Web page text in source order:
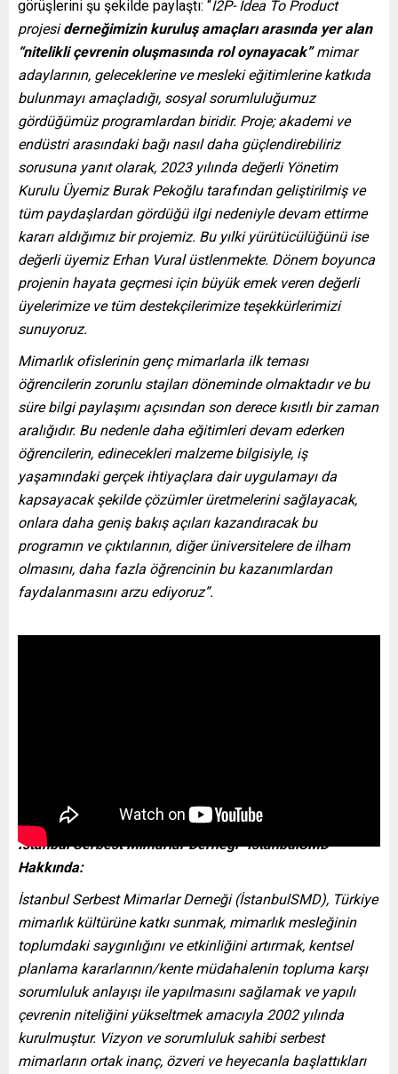
görüşlerini şu şekilde paylaştı: “I2P- Idea To Product
projesiderneğimizin kuruluş amaçları arasında yer alan
“nitelikli çevrenin oluşmasında rol oynayacak”mimar
adaylarının, geleceklerine ve mesleki eğitimlerine katkıda
bulunmayı amaçladığı, sosyal sorumluluğumuz
gördüğümüz programlardan biridir. Proje; akademi ve
endüstri arasındaki bağı nasıl daha güçlendirebiliriz
sorusuna yanıt olarak, 2023 yılında değerli Yönetim
Kurulu Üyemiz Burak Pekoğlu tarafından geliştirilmiş ve
tüm paydaşlardan gördüğü ilgi nedeniyle devam ettirme
kararı aldığımız bir projemiz. Bu yılki yürütücülüğünü ise
değerli üyemiz Erhan Vural üstlenmekte. Dönem boyunca
projenin hayata geçmesi için büyük emek veren değerli
üyelerimize ve tüm destekçilerimize teşekkürlerimizi
sunuyoruz.
Mimarlık ofislerinin genç mimarlarla ilk teması
öğrencilerin zorunlu stajları döneminde olmaktadır ve bu
süre bilgi paylaşımı açısından son derece kısıtlı bir zaman
aralığıdır. Bu nedenle daha eğitimleri devam ederken
öğrencilerin, edinecekleri malzeme bilgisiyle, iş
yaşamındaki gerçek ihtiyaçlara dair uygulamayı da
kapsayacak şekilde çözümler üretmelerini sağlayacak,
onlara daha geniş bakış açıları kazandıracak bu
programın ve çıktılarının, diğer üniversitelere de ilham
olmasını, daha fazla öğrencinin bu kazanımlardan
faydalanmasını arzu ediyoruz”.
İstanbul Serbest Mimarlar Derneği- İstanbulSMD
Hakkında:
İstanbul Serbest Mimarlar Derneği (İstanbulSMD), Türkiye
mimarlık kültürüne katkı sunmak, mimarlık mesleğinin
toplumdaki saygınlığını ve etkinliğini artırmak, kentsel
planlama kararlarının/kente müdahalenin topluma karşı
sorumluluk anlayışı ile yapılmasını sağlamak ve yapılı
çevrenin niteliğini yükseltmek amacıyla 2002 yılında
kurulmuştur. Vizyon ve sorumluluk sahibi serbest
mimarların ortak inanç, özveri ve heyecanla başlattıkları